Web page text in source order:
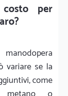
per
variare se la
come